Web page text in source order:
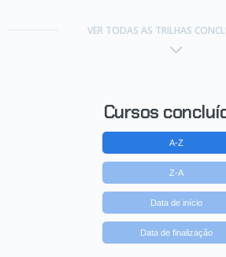
VER TODAS AS TRILHAS
Cursos
A-Z
Z-A
Data de início
Data de finalização